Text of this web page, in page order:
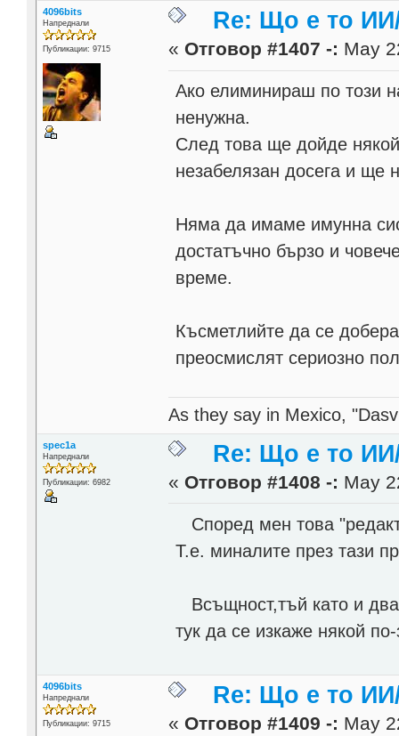
4096bits
Напреднали
Публикации: 9715
Re: Що е то
« Отговор #1407 -: May
Ако елиминираш по този
ненужна.
След това ще дойде
незабелязан досега и ще
Няма да имаме имунна
достатъчно бързо и
време.
Късметлийте да се
преосмислят сериозно
As they say in Mexico,
spec1a
Напреднали
Публикации: 6982
Re: Що е то
« Отговор #1408 -: May
Според мен това
Т.е. миналите през тази
Всъщност,тъй като и
тук да се изкаже някой
4096bits
Напреднали
Публикации: 9715
Re: Що е то
« Отговор #1409 -: May